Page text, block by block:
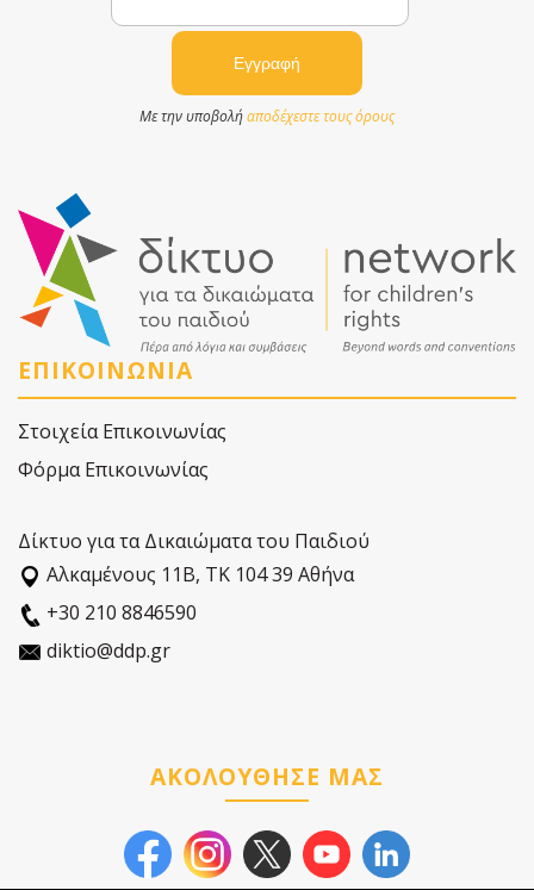
Με την υποβολήαποδέχεστε τους όρους
ΕΠΙΚΟΙΝΩΝΙΑ
Στοιχεία Επικοινωνίας
Φόρμα Επικοινωνίας
Δίκτυο για τα Δικαιώματα του Παιδιού
Αλκαµένους 11Β, ΤΚ 104 39 Αθήνα
+30 210 8846590
diktio@ddp.gr
ΑΚΟΛΟΥΘΗΣΕ ΜΑΣ